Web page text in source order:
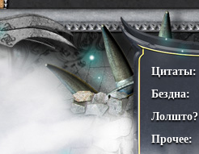
Цитаты:
Бездна:
Лолшто?
Прочее: